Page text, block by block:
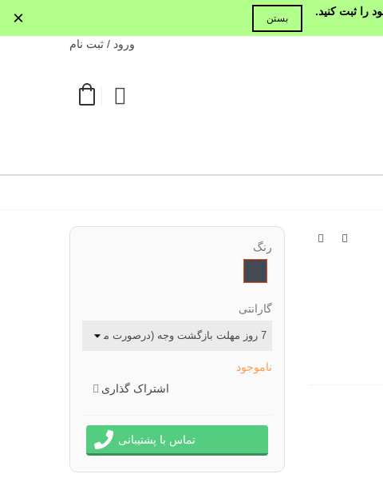
را ثبت کنید.
بستن ×
ورود / ثبت نام
رنگ
گارانتی
ناموجود
اشتراک گذاری
تماس با پشتیبانی